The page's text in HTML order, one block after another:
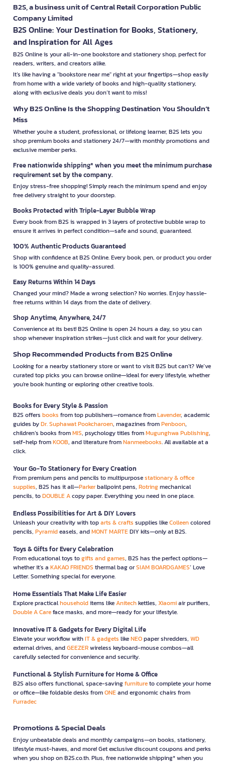
B2S, a business unit of Central Retail Corporation Public
Company Limited
B2S Online: Your Destination for Books, Stationery,
and Inspiration for All Ages
B2S Online is your all-in-one bookstore and stationery shop, perfect for
readers, writers, and creators alike.
It’s like having a "bookstore near me" right at your fingertips—shop easily
from home with a wide variety of books and high-quality stationery,
along with exclusive deals you don’t want to miss!
Why B2S Online Is the Shopping Destination You Shouldn’t
Miss
Whether you're a student, professional, or lifelong learner, B2S lets you
shop premium books and stationery 24/7—with monthly promotions and
exclusive member perks.
Free nationwide shipping* when you meet the minimum purchase
requirement set by the company.
Enjoy stress-free shopping! Simply reach the minimum spend and enjoy
free delivery straight to your doorstep.
Books Protected with Triple-Layer Bubble Wrap
Every book from B2S is wrapped in 3 layers of protective bubble wrap to
ensure it arrives in perfect condition—safe and sound, guaranteed.
100% Authentic Products Guaranteed
Shop with confidence at B2S Online. Every book, pen, or product you order
is 100% genuine and quality-assured.
Easy Returns Within 14 Days
Changed your mind? Made a wrong selection? No worries. Enjoy hassle-
free returns within 14 days from the date of delivery.
Shop Anytime, Anywhere, 24/7
Convenience at its best! B2S Online is open 24 hours a day, so you can
shop whenever inspiration strikes—just click and wait for your delivery.
Shop Recommended Products from B2S Online
Looking for a nearby stationery store or want to visit B2S but can't? We’ve
curated top picks you can browse online—ideal for every lifestyle, whether
you're book hunting or exploring other creative tools.
Books for Every Style & Passion
B2S offers books from top publishers—romance fromLavender, academic
guides byDr. Suphawat Pookcharoen, magazines fromPenboon,
children’s books fromMIS, psychology titles fromMugunghwa Publishing,
self-help fromKOOB, and literature fromNanmeebooks. All available at a
click.
Your Go-To Stationery for Every Creation
From premium pens and pencils to multipurposestationary & office
supplies, B2S has it all—Parkerballpoint pens, Rotringmechanical
pencils, toDOUBLE Acopy paper. Everything you need in one place.
Endless Possibilities for Art & DIY Lovers
Unleash your creativity with toparts & crafts supplies likeColleencolored
pencils, Pyramideasels, andMONT MARTEDIY kits—only at B2S.
Toys & Gifts for Every Celebration
From educational toys togifts and games, B2S has the perfect options—
whether it’s a KAKAO FRIENDS thermal bag orSIAM BOARDGAMES’ Love
Letter. Something special for everyone.
Home Essentials That Make Life Easier
Explore practicalhouseholditems likeAnitechkettles, Xiaomiair purifiers,
Double A Careface masks, and more—ready for your lifestyle.
Innovative IT & Gadgets for Every Digital Life
Elevate your workflow withIT & gadgets likeNEOpaper shredders, WD
external drives, andGEEZERwireless keyboard-mouse combos—all
carefully selected for convenience and security.
Functional & Stylish Furniture for Home & Office
B2S also offers functional, space-savingfurnitureto complete your home
or office—like foldable desks fromONEand ergonomic chairs from
Furradec
Promotions & Special Deals
Enjoy unbeatable deals and monthly campaigns—on books, stationery,
lifestyle must-haves, and more! Get exclusive discount coupons and perks
when you shop on B2S.co.th. Plus, free nationwide shipping* when you